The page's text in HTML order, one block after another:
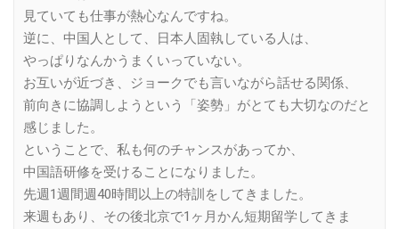
見ていても仕事が熱心なんですね。
逆に、中国人として、日本人固執している人は、
やっぱりなんかうまくいっていない。
お互いが近づき、ジョークでも言いながら話せる関係、
前向きに協調しようという「姿勢」がとても大切なのだと
感じました。
ということで、私も何のチャンスがあってか、
中国語研修を受けることになりました。
先週1週間週40時間以上の特訓をしてきました。
来週もあり、その後北京で1ヶ月かん短期留学してきま